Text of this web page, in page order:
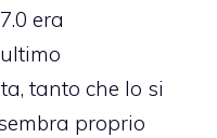
era
tanto che lo si
proprio